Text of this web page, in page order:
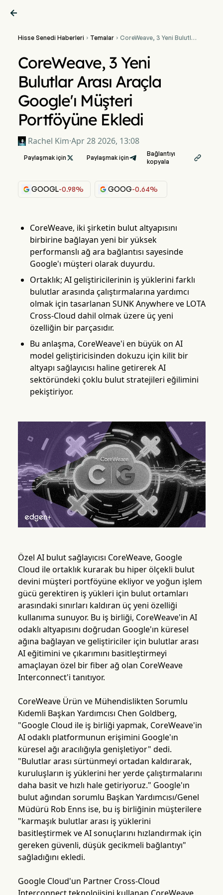

Hisse Senedi Haberleri  Temalar CoreWeave, 3 Yeni Bulutlar
CoreWeave, 3 Yeni
Bulutlar Arası Araçla
Google'ı Müşteri
Portföyüne Ekledi
Rachel Kim·Apr 28 2026, 13:08
Paylaşmak için  Paylaşmak için
Bağlantıyı
kopyala

GOOGL-0.98% GOOG-0.64%
CoreWeave, iki şirketin bulut altyapısını
birbirine bağlayan yeni bir yüksek
performanslı ağ ara bağlantısı sayesinde
Google'ı müşteri olarak duyurdu.
Ortaklık; AI geliştiricilerinin iş yüklerini farklı
bulutlar arasında çalıştırmalarına yardımcı
olmak için tasarlanan SUNK Anywhere ve LOTA
Cross-Cloud dahil olmak üzere üç yeni
özelliğin bir parçasıdır.
Bu anlaşma, CoreWeave'i en büyük on AI
model geliştiricisinden dokuzu için kilit bir
altyapı sağlayıcısı haline getirerek AI
sektöründeki çoklu bulut stratejileri eğilimini
pekiştiriyor.
Özel AI bulut sağlayıcısı CoreWeave, Google
Cloud ile ortaklık kurarak bu hiper ölçekli bulut
devini müşteri portföyüne ekliyor ve yoğun işlem
gücü gerektiren iş yükleri için bulut ortamları
arasındaki sınırları kaldıran üç yeni özelliği
kullanıma sunuyor. Bu iş birliği, CoreWeave'in AI
odaklı altyapısını doğrudan Google'ın küresel
ağına bağlayan ve geliştiriciler için bulutlar arası
AI eğitimini ve çıkarımını basitleştirmeyi
amaçlayan özel bir fiber ağ olan CoreWeave
Interconnect'i tanıtıyor.
CoreWeave Ürün ve Mühendislikten Sorumlu
Kıdemli Başkan Yardımcısı Chen Goldberg,
"Google Cloud ile iş birliği yapmak, CoreWeave'in
AI odaklı platformunun erişimini Google'ın
küresel ağı aracılığıyla genişletiyor" dedi.
"Bulutlar arası sürtünmeyi ortadan kaldırarak,
kuruluşların iş yüklerini her yerde çalıştırmalarını
daha basit ve hızlı hale getiriyoruz." Google'ın
bulut ağından sorumlu Başkan Yardımcısı/Genel
Müdürü Rob Enns ise, bu iş birliğinin müşterilere
"karmaşık bulutlar arası iş yüklerini
basitleştirmek ve AI sonuçlarını hızlandırmak için
gereken güvenli, düşük gecikmeli bağlantıyı"
sağladığını ekledi.
Google Cloud'un Partner Cross-Cloud